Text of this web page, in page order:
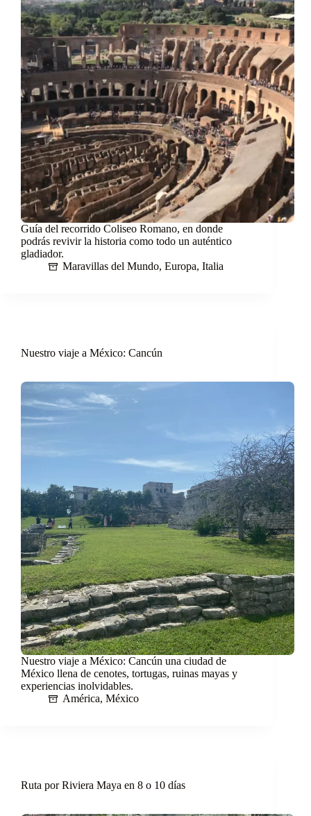
Guía del recorrido Coliseo Romano, en donde
podrás revivir la historia como todo un auténtico
gladiador.
Maravillas del Mundo, Europa, Italia
Nuestro viaje a México: Cancún
Nuestro viaje a México: Cancún una ciudad de
México llena de cenotes, tortugas, ruinas mayas y
experiencias inolvidables.
América, México
Ruta por Riviera Maya en 8 o 10 días